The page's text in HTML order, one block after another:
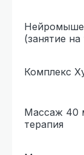
(занятие
Комплекс
Массаж 40
терапия